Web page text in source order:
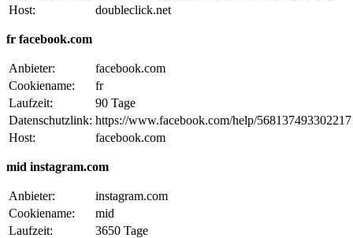
Host:
doubleclick.net
fr facebook.com
Anbieter:
facebook.com
Cookiename:
fr
Laufzeit:
90 Tage
Datenschutzlink: https://www.facebook.com/help/568137493302217
Host:
facebook.com
mid instagram.com
Anbieter:
instagram.com
Cookiename:
mid
Laufzeit:
3650 Tage